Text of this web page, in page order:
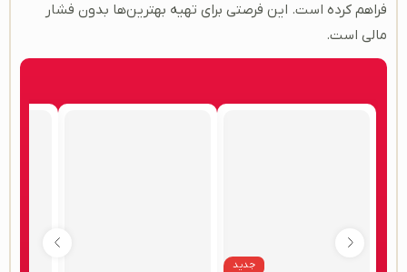
فراهم کرده است. این فرصتی برای تهیه بهترین‌ها بدون فشار
مالی است.
جدید